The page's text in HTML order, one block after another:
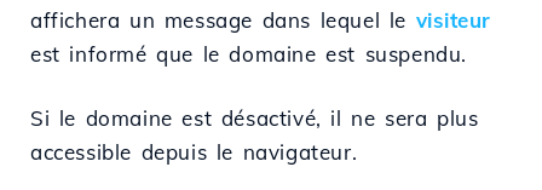
affichera un message dans lequel le visiteur
est informé que le domaine est suspendu.
Si le domaine est désactivé, il ne sera plus
accessible depuis le navigateur.